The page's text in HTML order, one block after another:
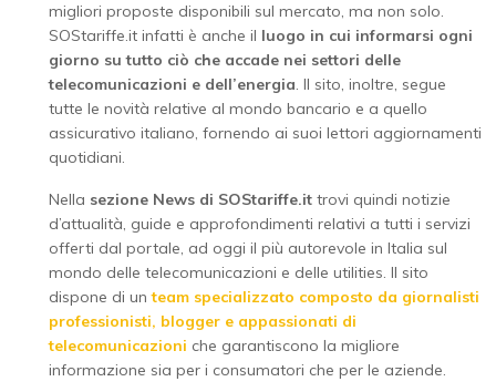
migliori proposte disponibili sul mercato, ma non solo.
SOStariffe.it infatti è anche il luogo in cui informarsi ogni
giorno su tutto ciò che accade nei settori delle
telecomunicazioni e dell’energia. Il sito, inoltre, segue
tutte le novità relative al mondo bancario e a quello
assicurativo italiano, fornendo ai suoi lettori aggiornamenti
quotidiani.
Nella sezione News di SOStariffe.it trovi quindi notizie
d’attualità, guide e approfondimenti relativi a tutti i servizi
offerti dal portale, ad oggi il più autorevole in Italia sul
mondo delle telecomunicazioni e delle utilities. Il sito
dispone di unteam specializzato composto da giornalisti
professionisti, blogger e appassionati di
telecomunicazioni che garantiscono la migliore
informazione sia per i consumatori che per le aziende.